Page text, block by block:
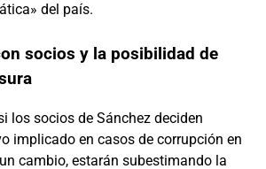
del país.
socios y la posibilidad de
los socios de Sánchez deciden
implicado en casos de corrupción en
cambio, estarán subestimando la